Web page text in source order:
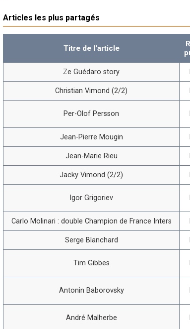
Articles les plus partagés
Titre de l'article
Ze Guédaro story
Christian Vimond (2/2)
Per-Olof Persson
Jean-Pierre Mougin
Jean-Marie Rieu
Jacky Vimond (2/2)
Igor Grigoriev
Carlo Molinari : double Champion de France Inters
Serge Blanchard
Tim Gibbes
Antonin Baborovsky
André Malherbe